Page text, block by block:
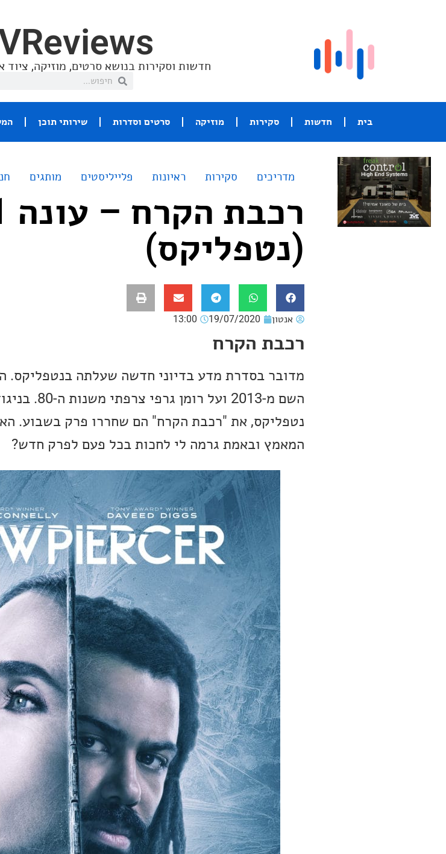
חדשות וסקירות בנושא סרטים, מוזיקה, ציוד
בית חדשות סקירות מוזיקה סרטים וסדרות שירותי תוכן
מדריכים סקירות ראיונות פלייליסטים מותגים
(נטפליקס)
אנטון 19/07/2020
13:00
רכבת הקרח
מדובר בסדרת מדע בדיוני חדשה שעלתה בנטפליקס.
השם מ-2013
נטפליקס, את "רכבת הקרח" הם שחררו פרק בשבוע.
המאמץ ובאמת גרמה לי לחכות בכל פעם לפרק חדש?